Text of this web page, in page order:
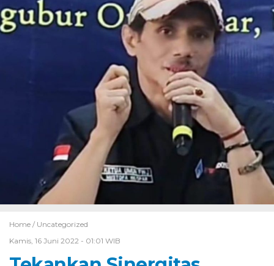
Home / Uncategorized
Kamis, 16 Juni 2022 - 01:01 WIB